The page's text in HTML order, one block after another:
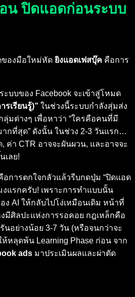
น ปิดแอดก่อนระบบ
ของมือใหม่หัด ยิงแอดเฟสบุ๊ค คือการ
บบของ Facebook จะเข้าสู่โหมด
รเรียนรู้)” ในช่วงนี้ระบบกำลังสุ่มส่ง
ต่างๆ เพื่อหาว่า “ใครคือคนที่มี
ที่สุด” ดังนั้น ในช่วง 2-3 วันแรก…
ค่า CTR อาจจะผันผวน, และอาจจะ
เลย!
อการตกใจกลัวแล้วรีบกดปุ่ม “ปิดแอด
งแรกครับ! เพราะการทำแบบนั้น
ง AI ให้กลับไปโง่เหมือนเดิม หน้าที่
มีศิลปะแห่งการรอคอย กฎเหล็กคือ
อย่างน้อย 3-7 วัน (หรือจนกว่าจะ
ห้หลุดพ้น Learning Phase ก่อน จาก
ads มาประเมินผลและผ่าตัด